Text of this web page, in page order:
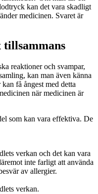
kan det vara skadligt
medicinen. Svaret är
tillsammans
reaktioner och svampar,
kan man även känna
få ångest med detta
när medicinen är
som kan vara effektiva. De
verkan och det kan vara
inte farligt att använda
av allergier.
verkan.